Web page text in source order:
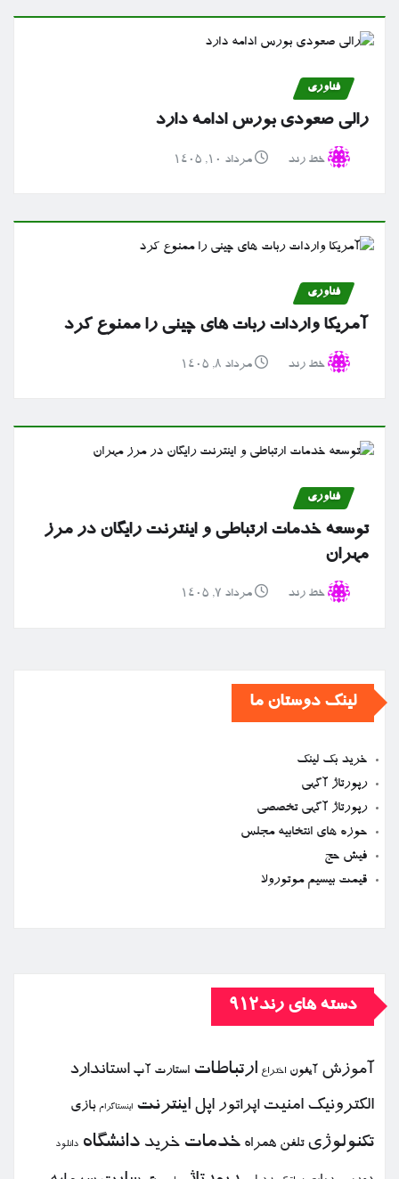
فناوری
رالی صعودی بورس ادامه دارد
خط رند مرداد ۱۰, ۱۴۰۵
فناوری
آمریکا واردات ربات های چینی را ممنوع کرد
خط رند مرداد ۸, ۱۴۰۵
فناوری
توسعه خدمات ارتباطی و اینترنت رایگان در مرز
مهران
خط رند مرداد ۷, ۱۴۰۵
لینک دوستان ما
خرید بک لینک
رپورتاژ آگهی
رپورتاژ آگهی تخصصی
حوزه های انتخابیه مجلس
فیش حج
قیمت بیسیم موتورولا
دسته های رند912
آموزش آیفون اختراع ارتباطات استارت آپ استاندارد
الكترونیك امنیت اپراتور اپل اینترنت اینستاگرام بازی
تكنولوژی تلفن همراه خدمات خرید دانشگاه دانلود